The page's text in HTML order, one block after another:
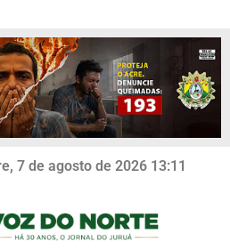
7 de agosto de 2026 13:11